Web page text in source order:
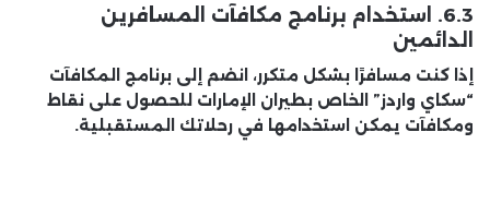
6.3. استخدام برنامج مكافآت المسافرين
الدائمين
إذا كنت مسافرًا بشكل متكرر، انضم إلى برنامج المكافآت
“سكاي واردز” الخاص بطيران الإمارات للحصول على نقاط
ومكافآت يمكن استخدامها في رحلاتك المستقبلية.